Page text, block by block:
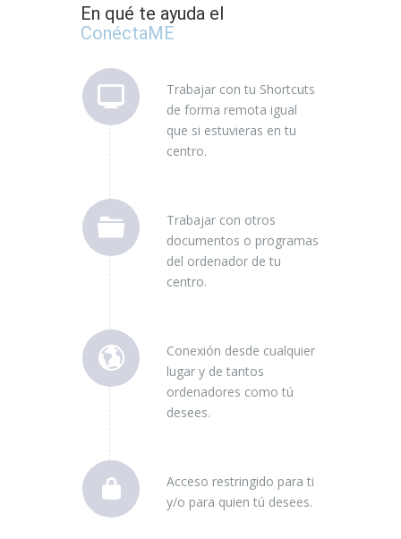
En qué te ayuda el
ConéctaME
Trabajar con tu Shortcuts
de forma remota igual
que si estuvieras en tu
centro.
Trabajar con otros
documentos o programas
del ordenador de tu
centro.
Conexión desde cualquier
lugar y de tantos
ordenadores como tú
desees.
Acceso restringido para ti
y/o para quien tú desees.